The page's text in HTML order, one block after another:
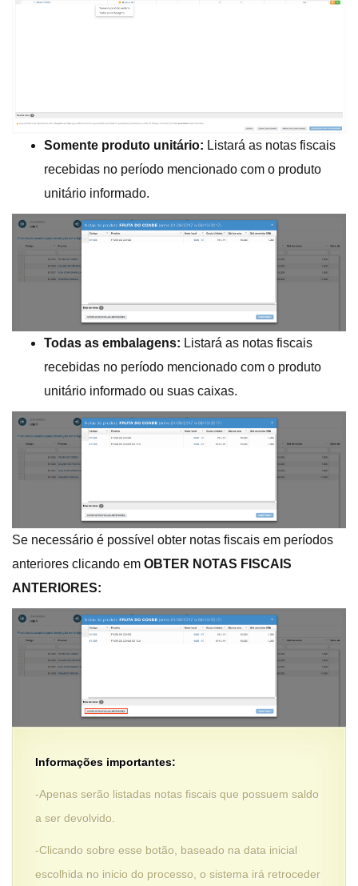
Somente produto unitário: Listará as notas fiscais
recebidas no período mencionado com o produto
unitário informado.
Todas as embalagens: Listará as notas fiscais
recebidas no período mencionado com o produto
unitário informado ou suas caixas.
Se necessário é possível obter notas fiscais em períodos
anteriores clicando em OBTER NOTAS FISCAIS
ANTERIORES:
Informações importantes:
-Apenas serão listadas notas fiscais que possuem saldo
a ser devolvido.
-Clicando sobre esse botão, baseado na data inicial
escolhida no inicio do processo, o sistema irá retroceder